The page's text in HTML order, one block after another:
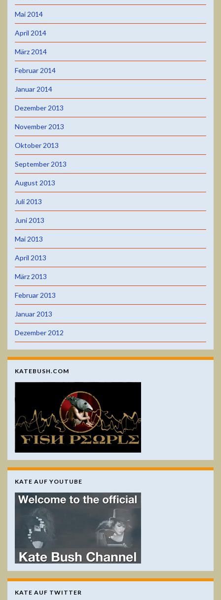
Mai 2014
April 2014
März 2014
Februar 2014
Januar 2014
Dezember 2013
November 2013
Oktober 2013
September 2013
August 2013
Juli 2013
Juni 2013
Mai 2013
April 2013
März 2013
Februar 2013
Januar 2013
Dezember 2012
KATEBUSH.COM
KATE AUF YOUTUBE
KATE AUF TWITTER